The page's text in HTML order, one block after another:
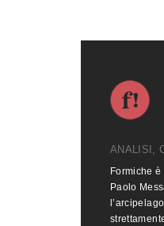
ANALISI,
Formiche
Paolo